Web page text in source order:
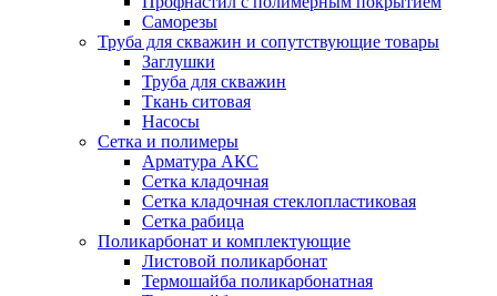
Саморезы
Труба для скважин и сопутствующие товары
Заглушки
Труба для скважин
Ткань ситовая
Насосы
Сетка и полимеры
Арматура АКС
Сетка кладочная
Сетка кладочная стеклопластиковая
Сетка рабица
Поликарбонат и комплектующие
Листовой поликарбонат
Термошайба поликарбонатная